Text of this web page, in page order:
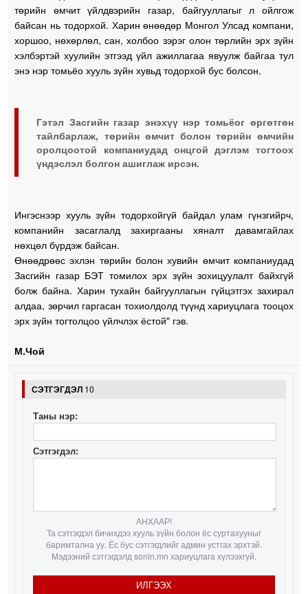
төрийн өмчит үйлдвэрийн газар, байгууллагыг л ойлгож
байсан нь тодорхой. Харин өнөөдөр Монгол Улсад компани,
хоршоо, нөхөрлөл, сан, холбоо зэрэг олон төрлийн эрх зүйн
хэлбэртэй хуулийн этгээд үйл ажиллагаа явуулж байгаа тул
энэ нэр томьёо хууль зүйн хувьд тодорхой бус болсон.
Гэтэл Засгийн газар энэхүү нэр томьёог өргөтгөн
тайлбарлаж, төрийн өмчит болон төрийн өмчийн
оролцоотой компаниудад онцгой дэглэм тогтоох
үндэслэл болгон ашиглаж ирсэн.
Ингэснээр хууль зүйн тодорхойгүй байдал улам гүнзгийрч,
компанийн засаглалд захиргааны хяналт давамгайлах
нөхцөл бүрдэж байсан.
Өнөөдрөөс эхлэн төрийн болон хувийн өмчит компаниудад
Засгийн газар БЭТ томилох эрх зүйн зохицуулалт байхгүй
болж байна. Харин тухайн байгууллагын гүйцэтгэх захирал
алдаа, зөрчил гаргасан тохиолдолд түүнд хариуцлага тооцох
эрх зүйн тогтолцоо үйлчлэх ёстой" гэв.
М.Чой
СЭТГЭГДЭЛ 10
Таны нэр:
Сэтгэгдэл:
АНХААР!
Та сэтгэгдэл бичихдээ хууль зүйн болон ёс суртахууныг
баримтална уу. Ёс бус сэтгэгдлийг админ устгах эрхтэй.
Мэдээний сэтгэгдэлд sonin.mn хариуцлага хүлээхгүй.
ИЛГЭЭХ